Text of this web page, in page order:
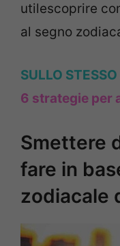
utilescoprire
al segno
SULLO
6 strategie per
Smettere
fare in
zodiacale